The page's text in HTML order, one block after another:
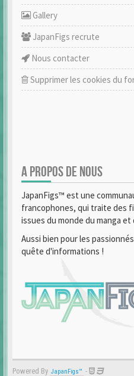
Gallery
JapanFigs recrute
Nous contacter
Supprimer les cookies du
A PROPOS DE NOUS
JapanFigs™ est une
francophones, qui traite des
issues du monde du manga
Aussi bien pour les
quête d'informations !
Powered By JapanFigs™ -